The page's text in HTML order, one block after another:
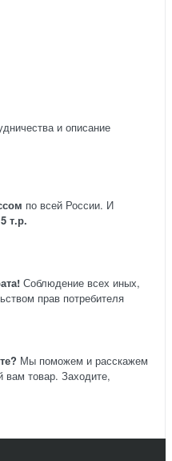
и описание
по всей России. И
т.р.
Соблюдение всех иных,
прав потребителя
Мы поможем и расскажем
вам товар. Заходите,